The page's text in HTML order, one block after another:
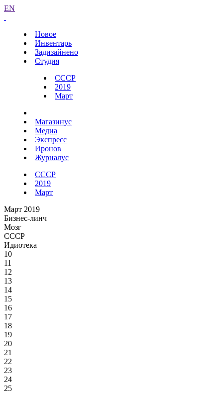
EN
Новое
Инвентарь
Задизайнено
Студия
СССР
2019
Март
Магазинус
Медиа
Экспресс
Иронов
Журналус
СССР
2019
Март
Март 2019
Бизнес-линч
Мозг
СССР
Идиотека
10
11
12
13
14
15
16
17
18
19
20
21
22
23
24
25